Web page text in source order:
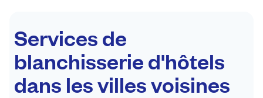
Services de
blanchisserie d'hôtels
dans les villes voisines